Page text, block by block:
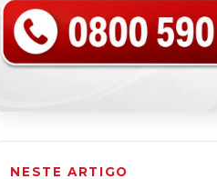
NESTE ARTIGO